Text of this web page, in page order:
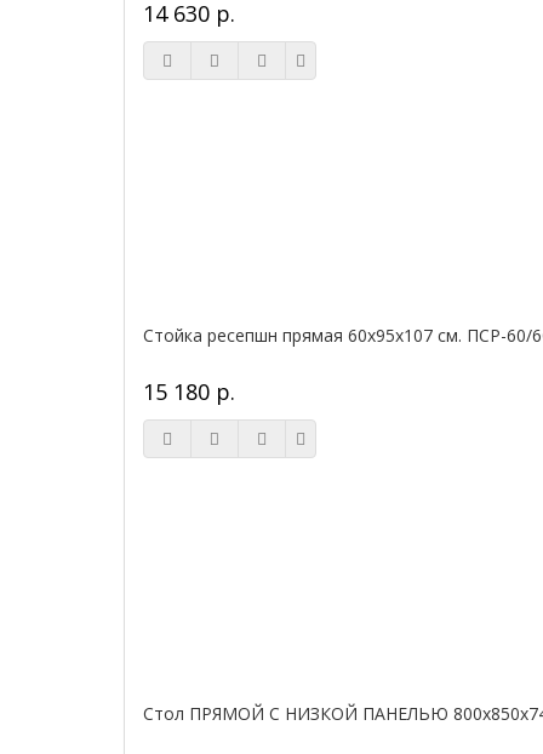
14 630 р.
Стойка ресепшн прямая 60х95х107 см. ПСР-60/
15 180 р.
Стол ПРЯМОЙ С НИЗКОЙ ПАНЕЛЬЮ